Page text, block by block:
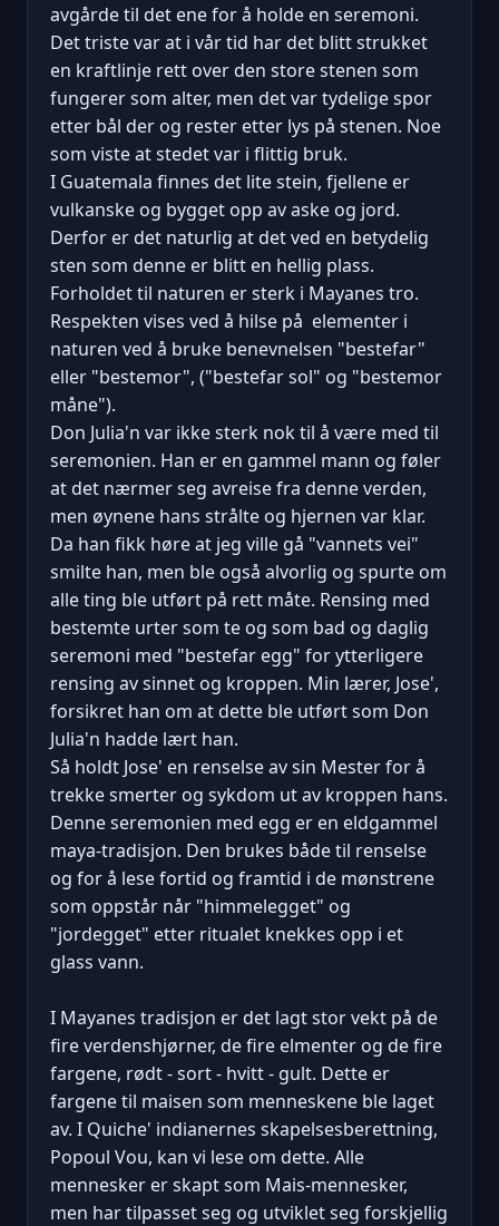
avgårde til det ene for å holde en seremoni.
Det triste var at i vår tid har det blitt strukket
en kraftlinje rett over den store stenen som
fungerer som alter, men det var tydelige spor
etter bål der og rester etter lys på stenen. Noe
som viste at stedet var i flittig bruk.
I Guatemala finnes det lite stein, fjellene er
vulkanske og bygget opp av aske og jord.
Derfor er det naturlig at det ved en betydelig
sten som denne er blitt en hellig plass.
Forholdet til naturen er sterk i Mayanes tro.
Respekten vises ved å hilse på elementer i
naturen ved å bruke benevnelsen "bestefar"
eller "bestemor", ("bestefar sol" og "bestemor
måne").
Don Julia'n var ikke sterk nok til å være med til
seremonien. Han er en gammel mann og føler
at det nærmer seg avreise fra denne verden,
men øynene hans strålte og hjernen var klar.
Da han fikk høre at jeg ville gå "vannets vei"
smilte han, men ble også alvorlig og spurte om
alle ting ble utført på rett måte. Rensing med
bestemte urter som te og som bad og daglig
seremoni med "bestefar egg" for ytterligere
rensing av sinnet og kroppen. Min lærer, Jose',
forsikret han om at dette ble utført som Don
Julia'n hadde lært han.
Så holdt Jose' en renselse av sin Mester for å
trekke smerter og sykdom ut av kroppen hans.
Denne seremonien med egg er en eldgammel
maya-tradisjon. Den brukes både til renselse
og for å lese fortid og framtid i de mønstrene
som oppstår når "himmelegget" og
"jordegget" etter ritualet knekkes opp i et
glass vann.
I Mayanes tradisjon er det lagt stor vekt på de
fire verdenshjørner, de fire elmenter og de fire
fargene, rødt - sort - hvitt - gult. Dette er
fargene til maisen som menneskene ble laget
av. I Quiche' indianernes skapelsesberettning,
Popoul Vou, kan vi lese om dette. Alle
mennesker er skapt som Mais-mennesker,
men har tilpasset seg og utviklet seg forskjellig